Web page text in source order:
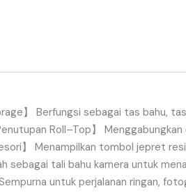
】 Berfungsi sebagai tas bahu, tas
Roll–Top】 Menggabungkan
】 Menampilkan tombol jepret
sebagai tali bahu kamera untuk
Sempurna untuk perjalanan ringan,